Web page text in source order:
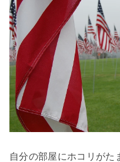
自分の部屋にホコリがた